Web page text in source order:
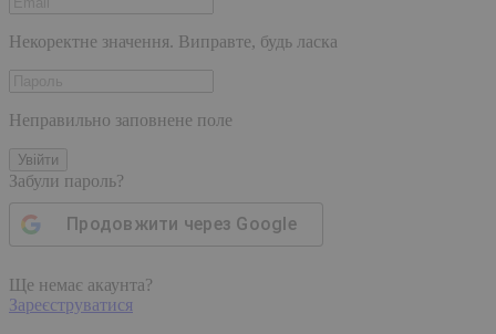
Некоректне значення. Виправте, будь ласка
Неправильно заповнене поле
Увійти
Забули пароль?
Продовжити через Google
Ще немає акаунта?
Зареєструватися